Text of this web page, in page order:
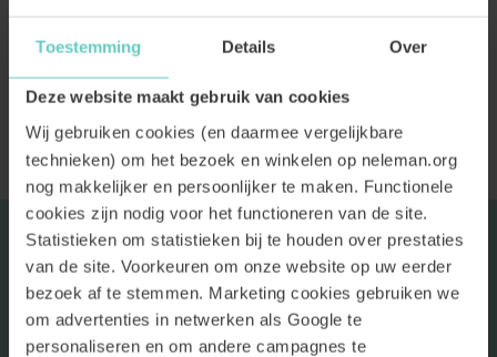
Toestemming Details Over
Deze website maakt gebruik van cookies
Wij gebruiken cookies (en daarmee vergelijkbare
technieken) om het bezoek en winkelen op neleman.org
nog makkelijker en persoonlijker te maken. Functionele
cookies zijn nodig voor het functioneren van de site.
Statistieken om statistieken bij te houden over prestaties
van de site. Voorkeuren om onze website op uw eerder
bezoek af te stemmen. Marketing cookies gebruiken we
om advertenties in netwerken als Google te
personaliseren en om andere campagnes te
ASSORTIMENT
NELEMAN